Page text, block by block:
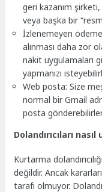
geri kazanım şirketi,
veya başka bir
İzlenemeyen
alınması daha zor
nakit uygulamaları
yapmanızı
Web posta: Size
normal bir Gmail
posta
Dolandırıcıları
Kurtarma
değildir. Ancak
tarafı olmuyor.